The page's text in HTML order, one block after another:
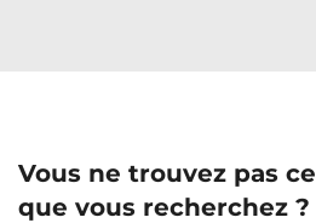
Vous ne trouvez pas ce
que vous recherchez ?